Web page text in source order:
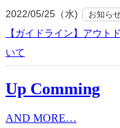
2022/05/25（水) お知ら
【ガイドライン】アウト
いて
Up Comming
AND MORE…